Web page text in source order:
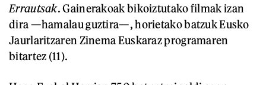
Errautsak. Gainerakoak bikoiztutako filmak izan
dira —hamalau guztira—, horietako batzuk Eusko
Jaurlaritzaren Zinema Euskaraz programaren
bitartez (11).